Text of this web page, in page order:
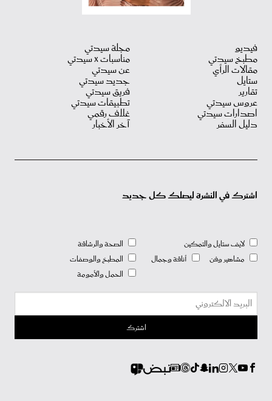
فيديو
مطبخ سيدتي
مقالات الرأي
ستايل
تقارير
عروس سيدتي
اصدارات سيدتي
دليل السفر
مجلة سيدتي
مناسبات X سيدتي
عن سيدتي
جديد سيدتي
فريق سيدتي
تطبيقات سيدتي
غلاف رقمي
آخر الأخبار
اشترك في النشرة ليصلك كل جديد
لايف ستايل والتمكين
مشاهير وفن
أناقة وجمال
الصحة والرشاقة
المطبخ والوصفات
الحمل والأمومة